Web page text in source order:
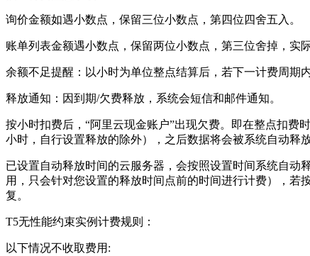
询价金额如遇小数点，保留三位小数点，第四位四舍五入。
账单列表金额遇小数点，保留两位小数点，第三位舍掉，实
余额不足提醒：以小时为单位整点结算后，若下一计费周期
释放通知：因到期/欠费释放，系统会短信和邮件通知。
按小时扣费后，“阿里云现金账户”出现欠费。即在整点扣费
小时，自行设置释放的除外），之后数据将会被系统自动释
已设置自动释放时间的云服务器，会按照设置时间系统自
用，只会针对您设置的释放时间点前的时间进行计费），若
复。
T5无性能约束实例计费规则：
以下情况不收取费用: